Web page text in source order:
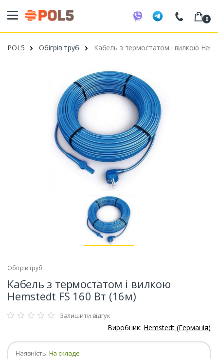
098 20 52 818
099 53 43 210
0
POL5 Обігрів труб Кабель з термостатом і вилкою
Обігрів труб
Кабель з термостатом і вилкою
Hemstedt FS 160 Вт (16м)
Залишити відгук
Виробник: Hemstedt (Германія)
Наявність: На складе